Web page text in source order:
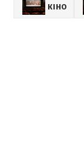
КІНО